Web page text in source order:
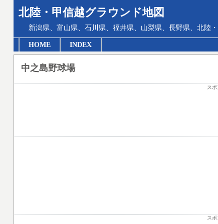
北陸・甲信越グラウンド地図
新潟県、富山県、石川県、福井県、山梨県、長野県、北陸
HOME INDEX
中之島野球場
スポ
スポ